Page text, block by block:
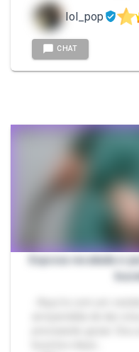
lol_pop
CHAT
Esposa recatada e